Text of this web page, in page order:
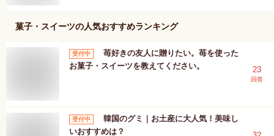
菓子・スイーツの人気おすすめランキング
受付中
苺好きの友人に贈りたい。苺を使った
お菓子・スイーツを教えてください。
23
回答
受付中
韓国のグミ｜お土産に大人気！美味し
いおすすめは？